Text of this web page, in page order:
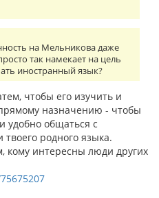
на Мельникова даже
так намекает на цель
иностранный язык?
чтобы его изучить и
назначению - чтобы
удобно общаться с
родного языка.
кому интересны люди других